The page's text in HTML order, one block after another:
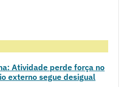
Atividade perde força no
externo segue desigual